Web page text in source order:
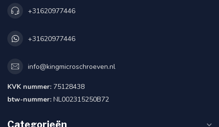
+31620977446
+31620977446
info@kingmicroschroeven.nl
KVK nummer: 75128438
btw-nummer: NL002315250B72
Categorieën